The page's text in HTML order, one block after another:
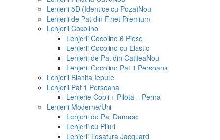
Lenjerii 5D (Identice cu Poza)Nou
Lenjerii de Pat din Finet Premium
Lenjerii Cocolino
Lenjerii Cocolino 6 Piese
Lenjerii Cocolino cu Elastic
Lenjerii de Pat din CatifeaNou
Lenjerii Cocolino Pat 1 Persoana
Lenjerii Blanita Iepure
Lenjerii Pat 1 Persoana
Lenjerie Copii + Pilota + Perna
Lenjerii Moderne/Uni
Lenjerii de Pat Damasc
Lenjerii cu Pliuri
Lenjerii Tesatura Jacquard